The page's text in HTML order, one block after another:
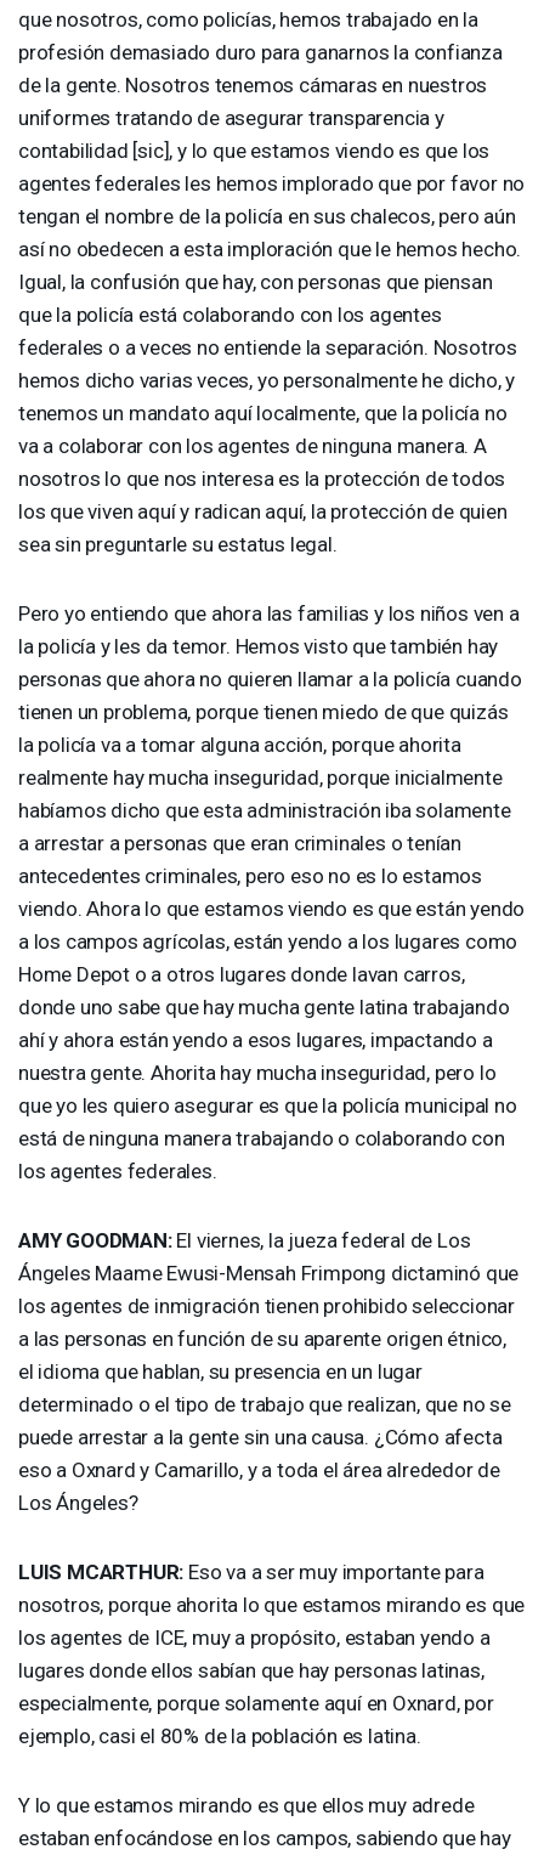
que nosotros, como policías, hemos trabajado en la
profesión demasiado duro para ganarnos la confianza
de la gente. Nosotros tenemos cámaras en nuestros
uniformes tratando de asegurar transparencia y
contabilidad [sic], y lo que estamos viendo es que los
agentes federales les hemos implorado que por favor no
tengan el nombre de la policía en sus chalecos, pero aún
así no obedecen a esta imploración que le hemos hecho.
Igual, la confusión que hay, con personas que piensan
que la policía está colaborando con los agentes
federales o a veces no entiende la separación. Nosotros
hemos dicho varias veces, yo personalmente he dicho, y
tenemos un mandato aquí localmente, que la policía no
va a colaborar con los agentes de ninguna manera. A
nosotros lo que nos interesa es la protección de todos
los que viven aquí y radican aquí, la protección de quien
sea sin preguntarle su estatus legal.
Pero yo entiendo que ahora las familias y los niños ven a
la policía y les da temor. Hemos visto que también hay
personas que ahora no quieren llamar a la policía cuando
tienen un problema, porque tienen miedo de que quizás
la policía va a tomar alguna acción, porque ahorita
realmente hay mucha inseguridad, porque inicialmente
habíamos dicho que esta administración iba solamente
a arrestar a personas que eran criminales o tenían
antecedentes criminales, pero eso no es lo estamos
viendo. Ahora lo que estamos viendo es que están yendo
a los campos agrícolas, están yendo a los lugares como
Home Depot o a otros lugares donde lavan carros,
donde uno sabe que hay mucha gente latina trabajando
ahí y ahora están yendo a esos lugares, impactando a
nuestra gente. Ahorita hay mucha inseguridad, pero lo
que yo les quiero asegurar es que la policía municipal no
está de ninguna manera trabajando o colaborando con
los agentes federales.
AMY GOODMAN:El viernes, la jueza federal de Los
Ángeles Maame Ewusi-Mensah Frimpong dictaminó que
los agentes de inmigración tienen prohibido seleccionar
a las personas en función de su aparente origen étnico,
el idioma que hablan, su presencia en un lugar
determinado o el tipo de trabajo que realizan, que no se
puede arrestar a la gente sin una causa. ¿Cómo afecta
eso a Oxnard y Camarillo, y a toda el área alrededor de
Los Ángeles?
LUIS MCARTHUR: Eso va a ser muy importante para
nosotros, porque ahorita lo que estamos mirando es que
los agentes de ICE, muy a propósito, estaban yendo a
lugares donde ellos sabían que hay personas latinas,
especialmente, porque solamente aquí en Oxnard, por
ejemplo, casi el 80% de la población es latina.
Y lo que estamos mirando es que ellos muy adrede
estaban enfocándose en los campos, sabiendo que hay